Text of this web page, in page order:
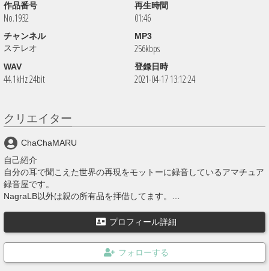
作品番号
No.1932
再生時間
01:46
チャンネル
ステレオ
MP3
256kbps
WAV
44.1kHz 24bit
登録日時
2021-04-17 13:12:24
クリエイター
ChaChaMARU
自己紹介
自分の耳で聞こえた世界の再現をモットーに録音しているアマチュア
録音屋です。
NagraLB以外は親の所有品を拝借してます。
－）、Beyerdynamic社製 DT48（ヘッドホン）、ブーム(3m)、スタ
ンド(3m)、ウィンドスクリーン（鳥籠タイプ）等を使用してます。
殆どの投稿音源は Stereo 24bit 192000hz WAVE を Stereo 320kBit/s
プロフィール詳細